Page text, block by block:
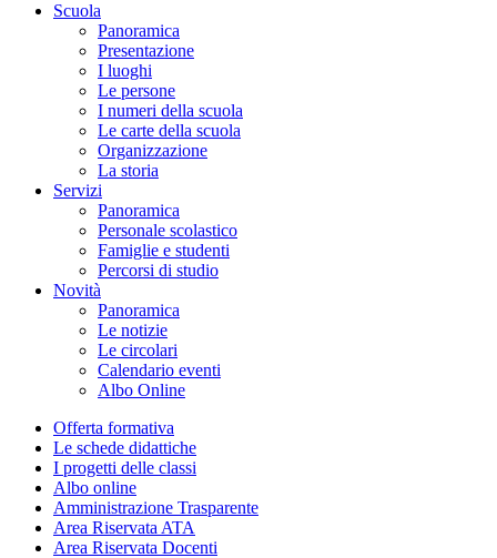
Scuola
Panoramica
Presentazione
I luoghi
Le persone
I numeri della scuola
Le carte della scuola
Organizzazione
La storia
Servizi
Panoramica
Personale scolastico
Famiglie e studenti
Percorsi di studio
Novità
Panoramica
Le notizie
Le circolari
Calendario eventi
Albo Online
Offerta formativa
Le schede didattiche
I progetti delle classi
Albo online
Amministrazione Trasparente
Area Riservata ATA
Area Riservata Docenti